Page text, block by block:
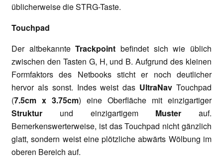
üblicherweise die STRG-Taste.
Touchpad
Der altbekannteTrackpoint befindet sich wie üblich
zwischen den Tasten G, H, und B. Aufgrund des kleinen
Formfaktors des Netbooks sticht er noch deutlicher
hervor als sonst. Indes weist das UltraNav Touchpad
(7.5cm x 3.75cm) eine Oberfläche mit einzigartiger
Struktur und einzigartigem Muster auf.
Bemerkenswerterweise, ist das Touchpad nicht gänzlich
glatt, sondern weist eine plötzliche abwärts Wölbung im
oberen Bereich auf.